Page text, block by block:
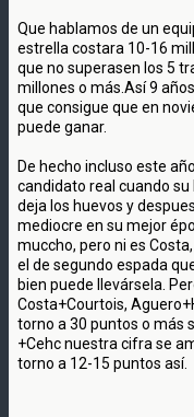
Que hablamos de un
estrella costara 10-16
que no superasen los 5
millones o más.Así 9
que consigue que en
puede ganar.
De hecho incluso este
candidato real cuando su
deja los huevos y
mediocre en su mejor
muccho, pero ni es
el de segundo espada
bien puede llevársela.
Costa+Courtois,
torno a 30 puntos o más
+Cehc nuestra cifra se
torno a 12-15 puntos así.